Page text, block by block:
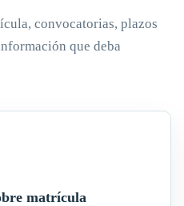
convocatorias, plazos
que deba
matrícula